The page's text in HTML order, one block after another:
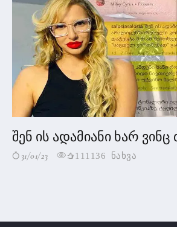
შენ ის ადამიანი ხარ ვინც
31/01/23 111136 ნახვა